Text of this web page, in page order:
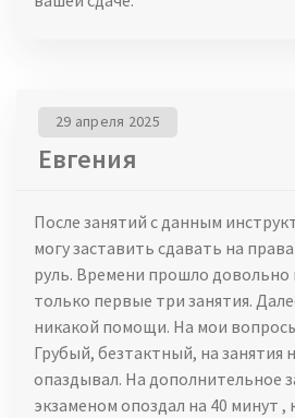
Евгения
29 апреля 2025
После занятий с данным
могу заставить сдавать на
руль. Времени прошло довольно
только первые три занятия.
никакой помощи. На мои
Грубый, безтактный, на занятия
опаздывал. На дополнительное
экзаменом опоздал на 40 минут